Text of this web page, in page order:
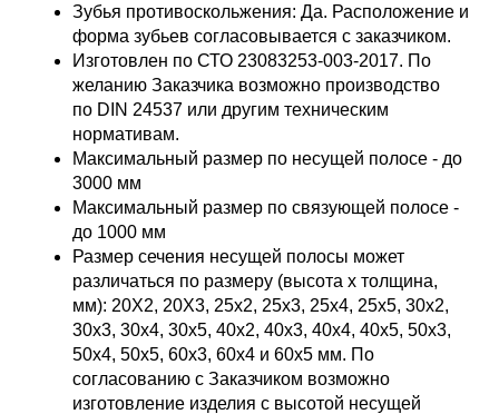
Зубья противоскольжения: Да. Расположение и
форма зубьев согласовывается с заказчиком.
Изготовлен по СТО 23083253-003-2017. По
желанию Заказчика возможно производство
по DIN 24537 или другим техническим
нормативам.
Максимальный размер по несущей полосе - до
3000 мм
Максимальный размер по связующей полосе -
до 1000 мм
Размер сечения несущей полосы может
различаться по размеру (высота х толщина,
мм): 20Х2, 20Х3, 25х2, 25х3, 25х4, 25х5, 30х2,
30х3, 30х4, 30х5, 40х2, 40х3, 40х4, 40х5, 50х3,
50х4, 50х5, 60х3, 60х4 и 60х5 мм. По
согласованию с Заказчиком возможно
изготовление изделия с высотой несущей